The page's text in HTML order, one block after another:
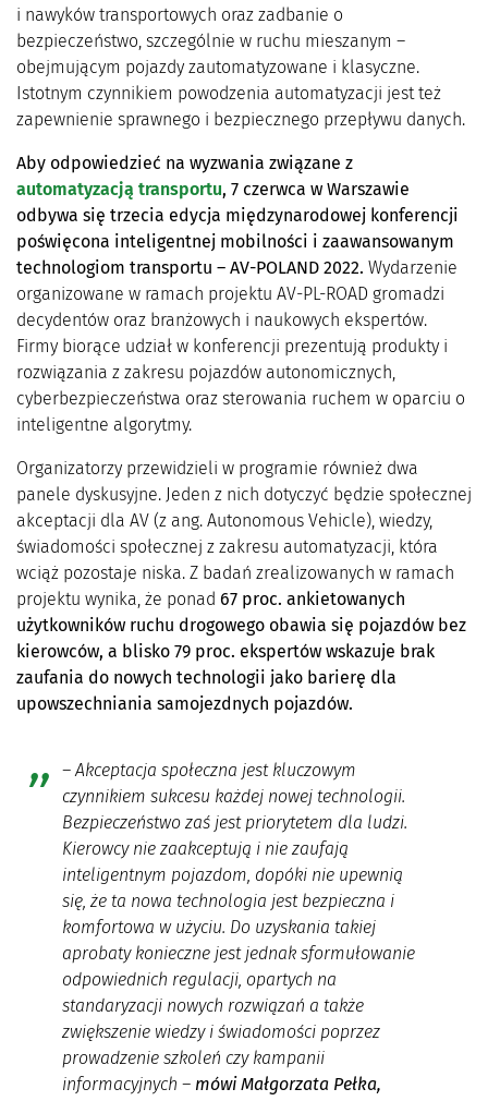
i nawyków transportowych oraz zadbanie o
bezpieczeństwo, szczególnie w ruchu mieszanym –
obejmującym pojazdy zautomatyzowane i klasyczne.
Istotnym czynnikiem powodzenia automatyzacji jest też
zapewnienie sprawnego i bezpiecznego przepływu danych.
Aby odpowiedzieć na wyzwania związane z
automatyzacją transportu, 7 czerwca w Warszawie
odbywa się trzecia edycja międzynarodowej konferencji
poświęcona inteligentnej mobilności i zaawansowanym
technologiom transportu – AV-POLAND 2022. Wydarzenie
organizowane w ramach projektu AV-PL-ROAD gromadzi
decydentów oraz branżowych i naukowych ekspertów.
Firmy biorące udział w konferencji prezentują produkty i
rozwiązania z zakresu pojazdów autonomicznych,
cyberbezpieczeństwa oraz sterowania ruchem w oparciu o
inteligentne algorytmy.
Organizatorzy przewidzieli w programie również dwa
panele dyskusyjne. Jeden z nich dotyczyć będzie społecznej
akceptacji dla AV (z ang. Autonomous Vehicle), wiedzy,
świadomości społecznej z zakresu automatyzacji, która
wciąż pozostaje niska. Z badań zrealizowanych w ramach
projektu wynika, że ponad 67 proc. ankietowanych
użytkowników ruchu drogowego obawia się pojazdów bez
kierowców, a blisko 79 proc. ekspertów wskazuje brak
zaufania do nowych technologii jako barierę dla
upowszechniania samojezdnych pojazdów.
– Akceptacja społeczna jest kluczowym
czynnikiem sukcesu każdej nowej technologii.
Bezpieczeństwo zaś jest priorytetem dla ludzi.
Kierowcy nie zaakceptują i nie zaufają
inteligentnym pojazdom, dopóki nie upewnią
się, że ta nowa technologia jest bezpieczna i
komfortowa w użyciu. Do uzyskania takiej
aprobaty konieczne jest jednak sformułowanie
odpowiednich regulacji, opartych na
standaryzacji nowych rozwiązań a także
zwiększenie wiedzy i świadomości poprzez
prowadzenie szkoleń czy kampanii
informacyjnych – mówi Małgorzata Pełka,